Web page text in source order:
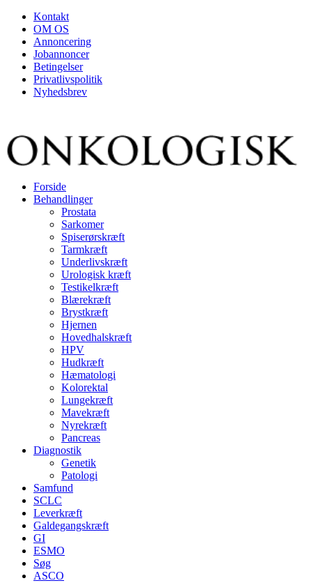
Kontakt
OM OS
Annoncering
Jobannoncer
Betingelser
Privatlivspolitik
Nyhedsbrev
Forside
Behandlinger
Prostata
Sarkomer
Spiserørskræft
Tarmkræft
Underlivskræft
Urologisk kræft
Testikelkræft
Blærekræft
Brystkræft
Hjernen
Hovedhalskræft
HPV
Hudkræft
Hæmatologi
Kolorektal
Lungekræft
Mavekræft
Nyrekræft
Pancreas
Diagnostik
Genetik
Patologi
Samfund
SCLC
Leverkræft
Galdegangskræft
GI
ESMO
Søg
ASCO